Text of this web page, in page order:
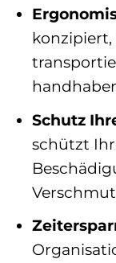
konzipiert,
Schutz
schützt